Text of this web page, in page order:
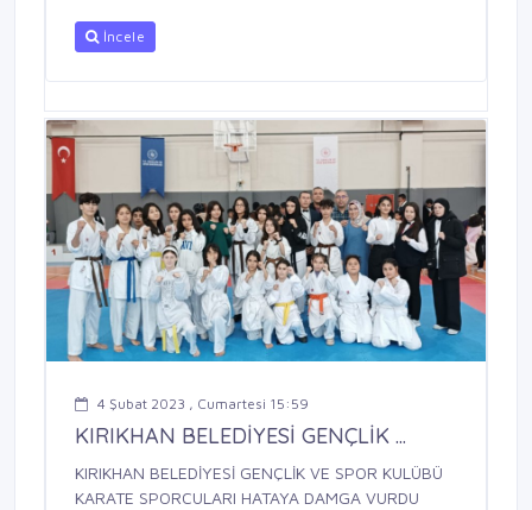
İncele
4 Şubat 2023 , Cumartesi 15:59
KIRIKHAN BELEDİYESİ GENÇLİK ...
KIRIKHAN BELEDİYESİ GENÇLİK VE SPOR KULÜBÜ
KARATE SPORCULARI HATAYA DAMGA VURDU